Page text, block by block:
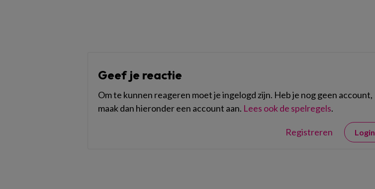
Geef je reactie
Om te kunnen reageren moet je ingelogd zijn. Heb je nog geen account,
maak dan hieronder een account aan. Lees ook de spelregels.
Registreren Login